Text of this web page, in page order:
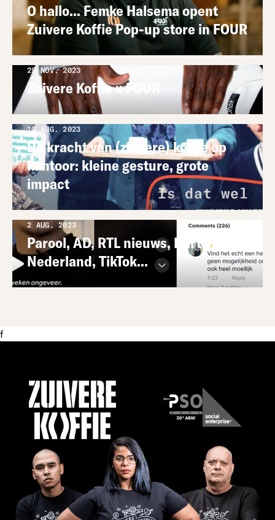
O hallo... Femke Halsema opent
Zuivere Koffie Pop-up store in FOUR
29 NOV. 2023
Zuivere Koffie x FOUR
10 AUG. 2023
De kracht van (zuivere) koffie op
kantoor: kleine gesture, grote
impact
2 AUG. 2023
Parool, AD, RTL nieuws, Hart Van
Nederland, TikTok...
f